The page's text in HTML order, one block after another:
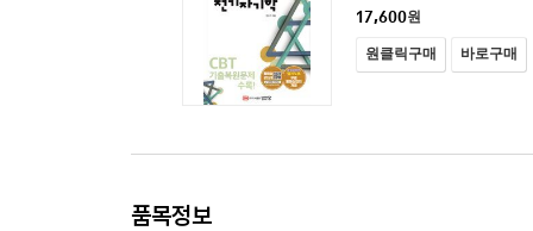
17,600원
원클릭구매 바로구매
품목정보